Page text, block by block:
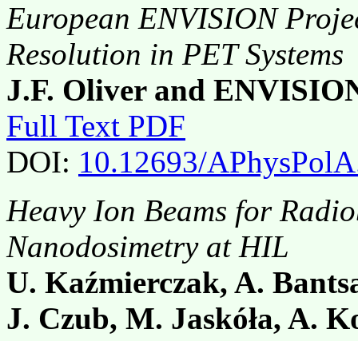
European ENVISION
Resolution in PET Systems
J.F. Oliver and
Full Text PDF
DOI: 10.12693/
Heavy Ion Beams for
Nanodosimetry at HIL
U. Kaźmierczak, A.
J. Czub, M. Jaskóła, A.